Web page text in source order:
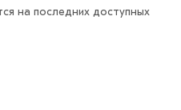
на последних доступных